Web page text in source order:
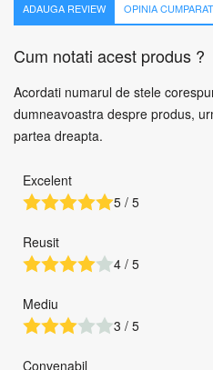
ADAUGA REVIEW OPINIA
Cum notati acest produs ?
Acordati numarul de stele
dumneavoastra despre produs,
partea dreapta.
Excelent
5 / 5
Reusit
4 / 5
Mediu
3 / 5
Convenabil